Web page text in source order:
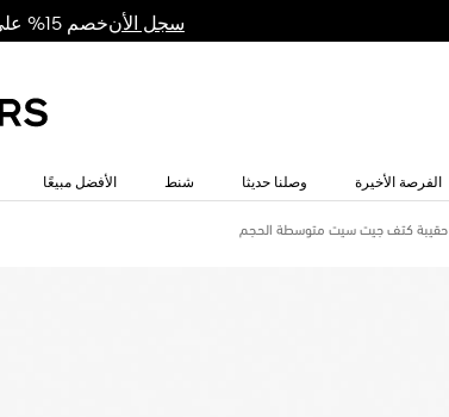
سجل الأنخصم 15% على طلبك الأول عند إنفاق 950 ريال سعودي: MKFIRST
الفرصة الأخيرة وصلنا حديثا شنط الأفضل مبيعًا
حقيبة كتف جيت سيت متوسطة الحجم